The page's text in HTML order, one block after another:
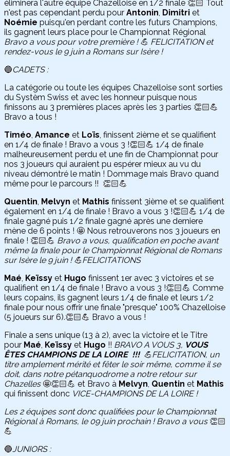
éliminera l'autre équipe Chazelloise en 1/2 finale 👏🏻 Tout
n'est pas cependant perdu pour Antonin, Dimitri et
Noémie puisqu'en perdant contre les futurs Champions,
ils gagnent leurs place pour le Championnat Régional
Bravo a vous pour votre première ! 💪 FELICITATION et
rendez-vous le 9 juin a Romans sur Isère !
🔵CADETS :
La catégorie ou toute les équipes Chazelloise sont sorties
du Systèm Swiss et avec les honneur puisque nous
finissons au 3 premières places après les 3 parties 👏🏻💪
Bravo a tous !
Timéo, Amance et Loïs, finissent 2ième et se qualifient
en 1/4 de finale ! Bravo a vous 3 !👏🏻💪 1/4 de finale
malheureusement perdu et une fin de Championnat pour
nos 3 joueurs qui auraient pu espérer mieux au vu du
niveau démontré le matin ! Dommage mais Bravo quand
même pour le parcours !! 👏🏻💪
Quentin, Melvyn et Mathis finissent 3ième et se qualifient
également en 1/4 de finale ! Bravo a vous 3 !👏🏻💪 1/4 de
finale gagné puis 1/2 finale gagné après une derniere
mène de 6 points ! 🤩 Nous retrouverons nos 3 joueurs en
finale ! 👏🏻💪 Bravo a vous, qualification en poche avant
même la finale pour le Championnat Régional de Romans
sur Isère le 9 juin ! 💪FELICITATIONS
Maé, Keïssy et Hugo finissent 1er avec 3 victoires et se
qualifient en 1/4 de finale ! Bravo a vous 3 !👏🏻💪 Comme
leurs copains, ils gagnent leurs 1/4 de finale et leurs 1/2
finale pour nous offrir une finale "presque" 100% Chazelloise
(5 joueurs sur 6).👏🏻💪 Bravo a vous !
Finale a sens unique (13 à 2), avec la victoire et le Titre
pour Maé, Keïssy et Hugo !! BRAVO A VOUS 3, VOUS
ÊTES CHAMPIONS DE LA LOIRE !!!💪FELICITATION, un
titre amplement mérité et fêter le soir même, comme il se
doit, dans notre pétanquodrome a notre retour sur
Chazelles 🤩👏🏻💪 et Bravo à Melvyn, Quentin et Mathis
qui finissent donc VICE-CHAMPIONS DE LA LOIRE !
Les 2 équipes sont donc qualifiées pour le Championnat
Régional à Romans, le 09 juin prochain ! Bravo a vous👏🏻
💪
🔵JUNIORS :